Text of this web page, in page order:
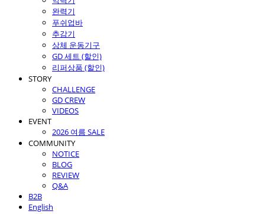
완력기
푸쉬업바
추감기
상체 운동기구
GD 세트 (할인)
리퍼상품 (할인)
STORY
CHALLENGE
GD CREW
VIDEOS
EVENT
2026 여름 SALE
COMMUNITY
NOTICE
BLOG
REVIEW
Q&A
B2B
English